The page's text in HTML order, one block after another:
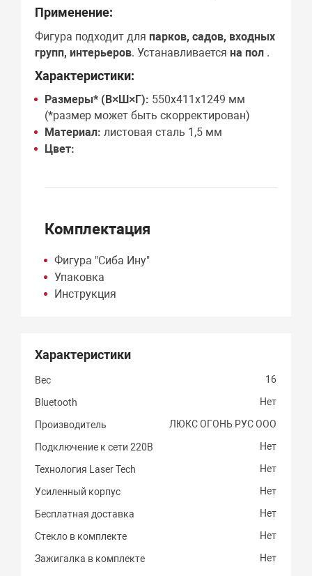
Применение:
Фигура подходит дляпарков, садов, входных
групп, интерьеров. Устанавливаетсяна пол .
Характеристики:
Размеры* (В×Ш×Г): 550х411х1249 мм
(*размер может быть скорректирован)
Материал: листовая сталь 1,5 мм
Цвет:
Комплектация
Фигура "Сиба Ину"
Упаковка
Инструкция
Характеристики
Вес 16
Bluetooth Нет
Производитель ЛЮКС ОГОНЬ РУС ООО
Подключение к сети 220В Нет
Технология Laser Tech Нет
Усиленный корпус Нет
Бесплатная доставка Нет
Стекло в комплекте Нет
Зажигалка в комплекте Нет